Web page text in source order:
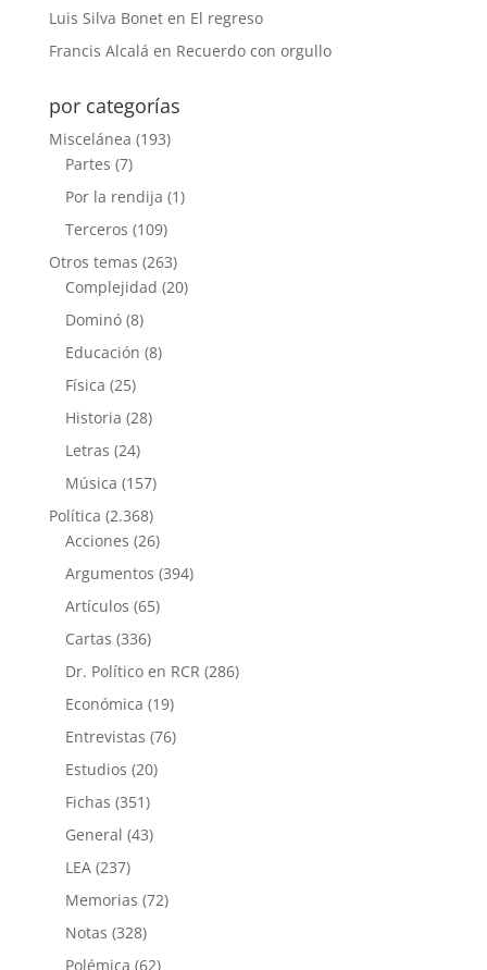
Luis Silva Boneten El regreso
Francis Alcalá en Recuerdo con orgullo
por categorías
Miscelánea (193)
Partes (7)
Por la rendija (1)
Terceros (109)
Otros temas (263)
Complejidad (20)
Dominó(8)
Educación (8)
Física (25)
Historia (28)
Letras (24)
Música (157)
Política (2.368)
Acciones (26)
Argumentos (394)
Artículos (65)
Cartas (336)
Dr. Político en RCR (286)
Económica (19)
Entrevistas (76)
Estudios (20)
Fichas (351)
General (43)
LEA(237)
Memorias (72)
Notas (328)
Polémica (62)